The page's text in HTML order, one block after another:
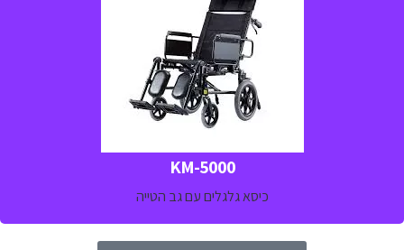
KM-5000
כיסא גלגלים עם גב הטייה
כיסא גלגלים סטנדרטי עם ריקליין מתאים במיוחד למשתמשים ארוכי
טווח וחולי שבץ
למידע נוסף חייגו
03-5329157